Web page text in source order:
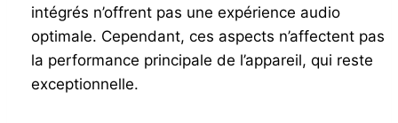
intégrés n’offrent pas une expérience audio
optimale. Cependant, ces aspects n’affectent pas
la performance principale de l’appareil, qui reste
exceptionnelle.